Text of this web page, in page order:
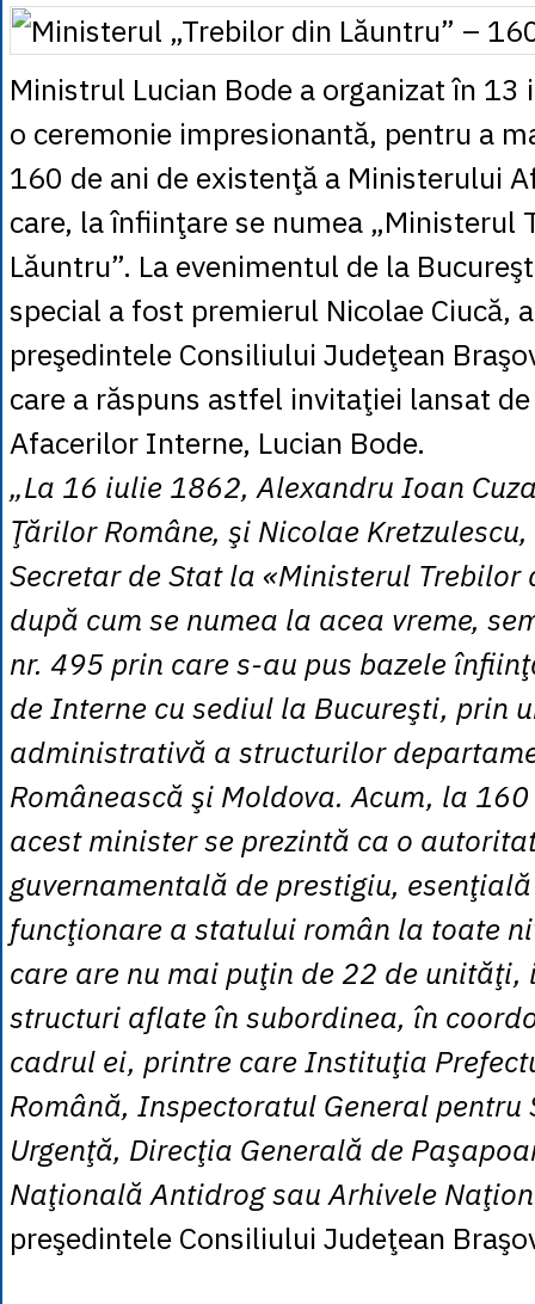
1 SEK= 0.4526
1 TRY= 0.1141
1 UAH= 0.1048
= 5.9383
1 ZAR
= 0.2318
Ministrul Lucian Bode a organizat în 13
o ceremonie impresionantă, pentru a
160 de ani de existenţă a Ministerului
care, la înfiinţare se numea „Ministerul
Lăuntru”. La evenimentul de la
special a fost premierul Nicolae Ciucă,
preşedintele Consiliului Judeţean
care a răspuns astfel invitaţiei lansat
Afacerilor Interne, Lucian Bode.
„La 16 iulie 1862, Alexandru Ioan
Ţărilor Române, şi Nicolae
Secretar de Stat la «Ministerul Trebilor
după cum se numea la acea vreme,
nr. 495 prin care s-au pus bazele
de Interne cu sediul la Bucureşti, prin
administrativă a structurilor
Românească şi Moldova. Acum, la
acest minister se prezintă ca o
guvernamentală de prestigiu,
funcţionare a statului român la toate
care are nu mai puţin de 22 de
structuri aflate în subordinea, în
cadrul ei, printre care Instituţia
Română, Inspectoratul General pentru
Urgenţă, Direcţia Generală de
Naţională Antidrog sau Arhivele
preşedintele Consiliului Judeţean